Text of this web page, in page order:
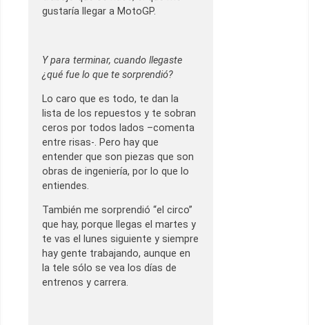
gustaría llegar a MotoGP.
Y para terminar, cuando llegaste
¿qué fue lo que te sorprendió?
Lo caro que es todo, te dan la
lista de los repuestos y te sobran
ceros por todos lados –comenta
entre risas-. Pero hay que
entender que son piezas que son
obras de ingeniería, por lo que lo
entiendes.
También me sorprendió “el circo”
que hay, porque llegas el martes y
te vas el lunes siguiente y siempre
hay gente trabajando, aunque en
la tele sólo se vea los días de
entrenos y carrera.